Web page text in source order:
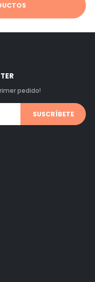
pedido!
SUSCRÍBETE